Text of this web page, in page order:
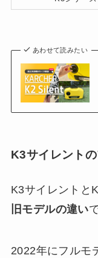
あわせて読みたい
K3サイレント
K3サイレントと
旧モデルの違い
2022年にフルモ